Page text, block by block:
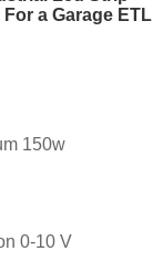
a Garage ETL
150w
0-10 V